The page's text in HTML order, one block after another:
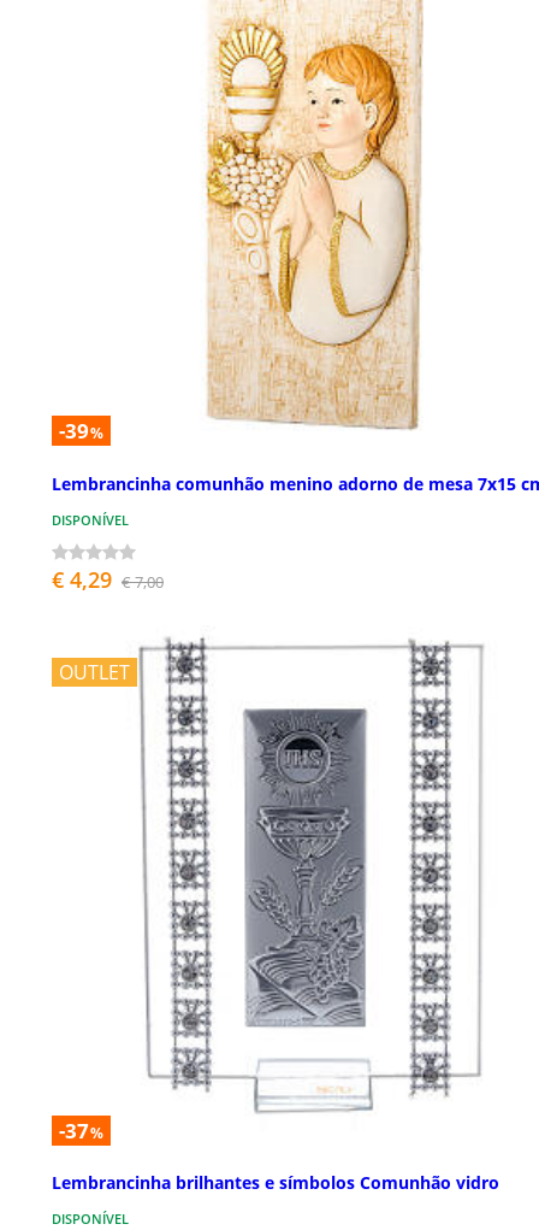
-39%
Lembrancinha comunhão menino adorno de mesa 7x15
DISPONÍVEL
€ 4,29 € 7,00
OUTLET
-37%
Lembrancinha brilhantes e símbolos Comunhão vidro
DISPONÍVEL